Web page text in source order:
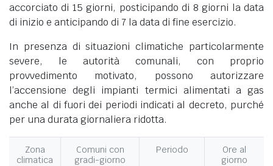
accorciato di 15 giorni, posticipando di 8 giorni la data
di inizio e anticipando di 7 la data di fine esercizio.
In presenza di situazioni climatiche particolarmente
severe, le autorità comunali, con proprio
provvedimento motivato, possono autorizzare
l’accensione degli impianti termici alimentati a gas
anche al di fuori dei periodi indicati al decreto, purché
per una durata giornaliera ridotta.
Zona
climatica
Comuni con
gradi-giorno
Periodo
Ore al
giorno